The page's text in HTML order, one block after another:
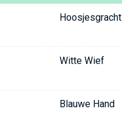
Hoosjesgracht
Witte Wief
Blauwe Hand